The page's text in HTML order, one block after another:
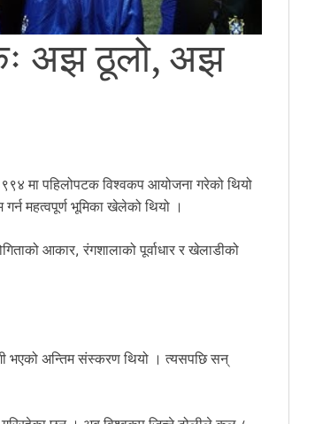
अझ ठूलो, अझ
मा पहिलोपटक विश्वकप आयोजना गरेको थियो
महत्वपूर्ण भूमिका खेलेको थियो ।
आकार, रंगशालाको पूर्वाधार र खेलाडीको
भएको अन्तिम संस्करण थियो । त्यसपछि सन्